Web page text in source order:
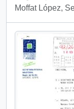
Moffat López,